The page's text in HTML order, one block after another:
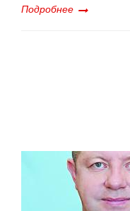
Подробнее